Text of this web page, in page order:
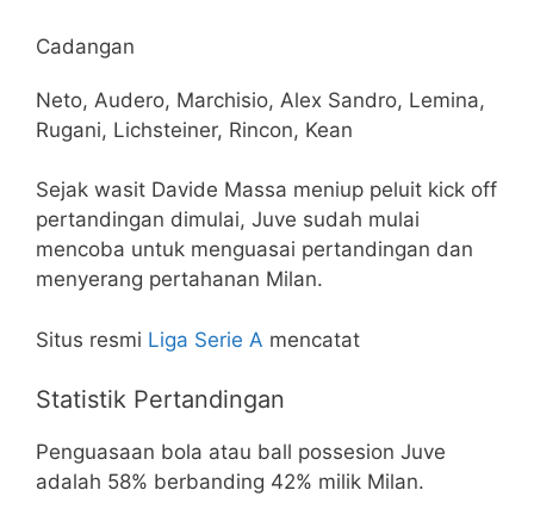
Cadangan
Neto, Audero, Marchisio, Alex Sandro, Lemina,
Rugani, Lichsteiner, Rincon, Kean
Sejak wasit Davide Massa meniup peluit kick off
pertandingan dimulai, Juve sudah mulai
mencoba untuk menguasai pertandingan dan
menyerang pertahanan Milan.
Situs resmi Liga Serie A mencatat
Statistik Pertandingan
Penguasaan bola atau ball possesion Juve
adalah 58% berbanding 42% milik Milan.